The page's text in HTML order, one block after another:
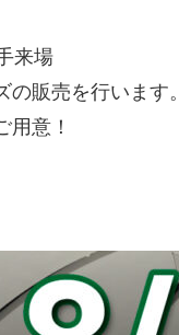
来場
販売を行います。
意！